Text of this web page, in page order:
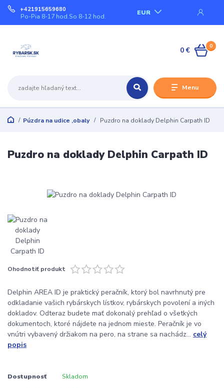
Menu
EUR
+421915659680
Po-Pia 8-17 hod.So 8-12 hod.
0
0 €
Púzdra na udice ,obaly Puzdro na doklady Delphin Carpath ID
Puzdro na doklady Delphin Carpath ID
Ohodnotiť produkt
Delphin AREA ID je praktický peračník, ktorý bol navrhnutý pre
odkladanie vašich rybárskych lístkov, rybárskych povolení a iných
dokladov. Odteraz budete mať dokonalý prehľad o všetkých
dokumentoch, ktoré nájdete na jednom mieste. Peračník je vo
vnútri vybavený držiakom na pero, na strane sa nachádz... celý
popis
Dostupnosť Skladom